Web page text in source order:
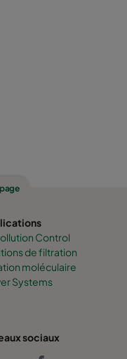
Control
de filtration
moléculaire
Systems
sociaux